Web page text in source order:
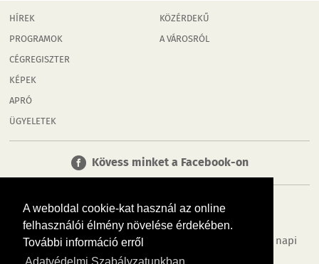
A weboldal cookie-kat használ az online
felhasználói élmény növelése érdekében.
További információ erről
HÍREK
PROGRAMOK
CÉGREGISZTER
KÉPEK
APRÓ
ÜGYELETEK
KÖZÉRDEKŰ
A VÁROSRÓL
Kövess minket a Facebook-on
Tudj meg többet városodról! Hírek, programok, képek, napi
menü, cégek…. és minden, ami Mosonmagyaróvár